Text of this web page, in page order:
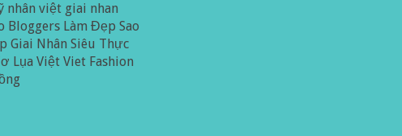
nhân việt giai nhan
Bloggers Làm Đẹp Sao
Giai Nhân Siêu Thực
Lụa Việt Viet Fashion